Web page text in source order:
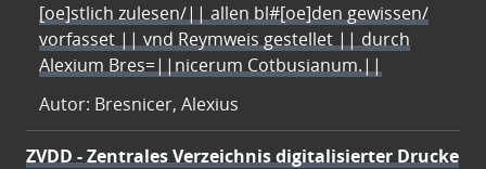
[oe]stlich zulesen/|| allen bl#[oe]den gewissen/
vorfasset || vnd Reymweis gestellet || durch
Alexium Bres=||nicerum Cotbusianum.||
Autor: Bresnicer, Alexius
ZVDD - Zentrales Verzeichnis digitalisierter Drucke